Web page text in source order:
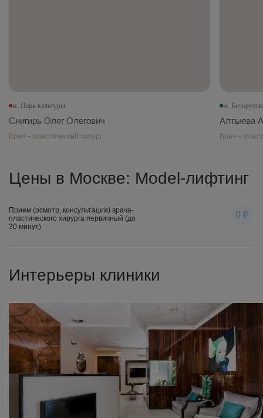
м. Парк культуры
Снигирь Олег Олегович
Врач – пластический хирург
м.
Алтыева
Врач –
Цены в Москве: Model-лифтинг
Прием (осмотр, консультация) врача-
пластического хирурга первичный (до
30 минут)
0 ₽
Интерьеры клиники